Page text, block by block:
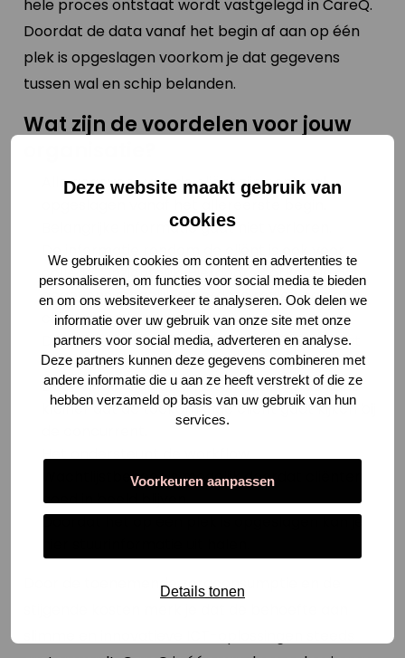
Deze website maakt gebruik van
cookies
We gebruiken cookies om content en advertenties te
personaliseren, om functies voor social media te bieden
en om ons websiteverkeer te analyseren. Ook delen we
informatie over uw gebruik van onze site met onze
partners voor social media, adverteren en analyse.
Deze partners kunnen deze gegevens combineren met
andere informatie die u aan ze heeft verstrekt of die ze
hebben verzameld op basis van uw gebruik van hun
services.
Voorkeuren aanpassen
Details tonen
hele proces ontstaat wordt vastgelegd in CareQ.
Doordat de data vanaf het begin af aan op één
plek is opgeslagen voorkom je dat gegevens
tussen wal en schip belanden.
Wat zijn de voordelen voor jouw
Alle gegevens van de cliënt zijn centraal
Belangrijke informatie gaat niet verloren.
De informatie rondom de cliënt is ook voor
collega’s inzichtelijk. Hierdoor voorkom je dat
gegevens mogelijk meerdere malen aan de
cliënt worden gevraagd.
De cliënt staat vanaf het begin centraal, wat
meteen zorgt voor een goede indruk.
Door vinger aan de pols te houden is de kans
kleiner dat de toekomstige cliënt gaat kijken bij
Het ondersteunt de workflow.
Wachtlijstbeheer is mogelijk doordat cliënten
goed in beeld blijven.
Doordat het op één plek is opgeslagen kan je
Door de toenemende zorgconsumptie en de